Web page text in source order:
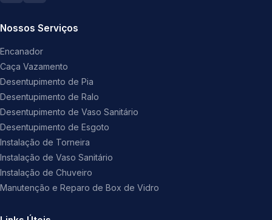
Nossos Serviços
Encanador
Caça Vazamento
Desentupimento de Pia
Desentupimento de Ralo
Desentupimento de Vaso Sanitário
Desentupimento de Esgoto
Instalação de Torneira
Instalação de Vaso Sanitário
Instalação de Chuveiro
Manutenção e Reparo de Box de Vidro